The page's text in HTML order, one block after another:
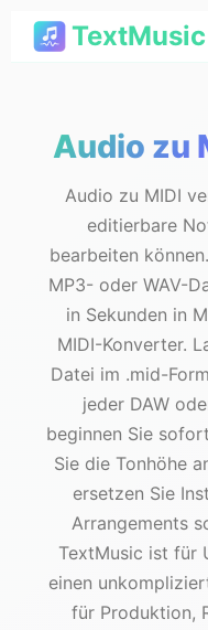
TextMusic
Audio zu
Audio zu MIDI
editierbare
bearbeiten
MP3- oder WAV-
in Sekunden in
MIDI-Konverter.
Datei im .mid-
jeder DAW
beginnen Sie
Sie die Tonhöhe
ersetzen Sie
Arrangements
TextMusic ist für
einen
für Produktion,